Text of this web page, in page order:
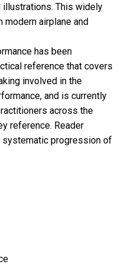
This widely
modern airplane and
has been
reference that covers
involved in the
and is currently
across the
reference. Reader
systematic progression of